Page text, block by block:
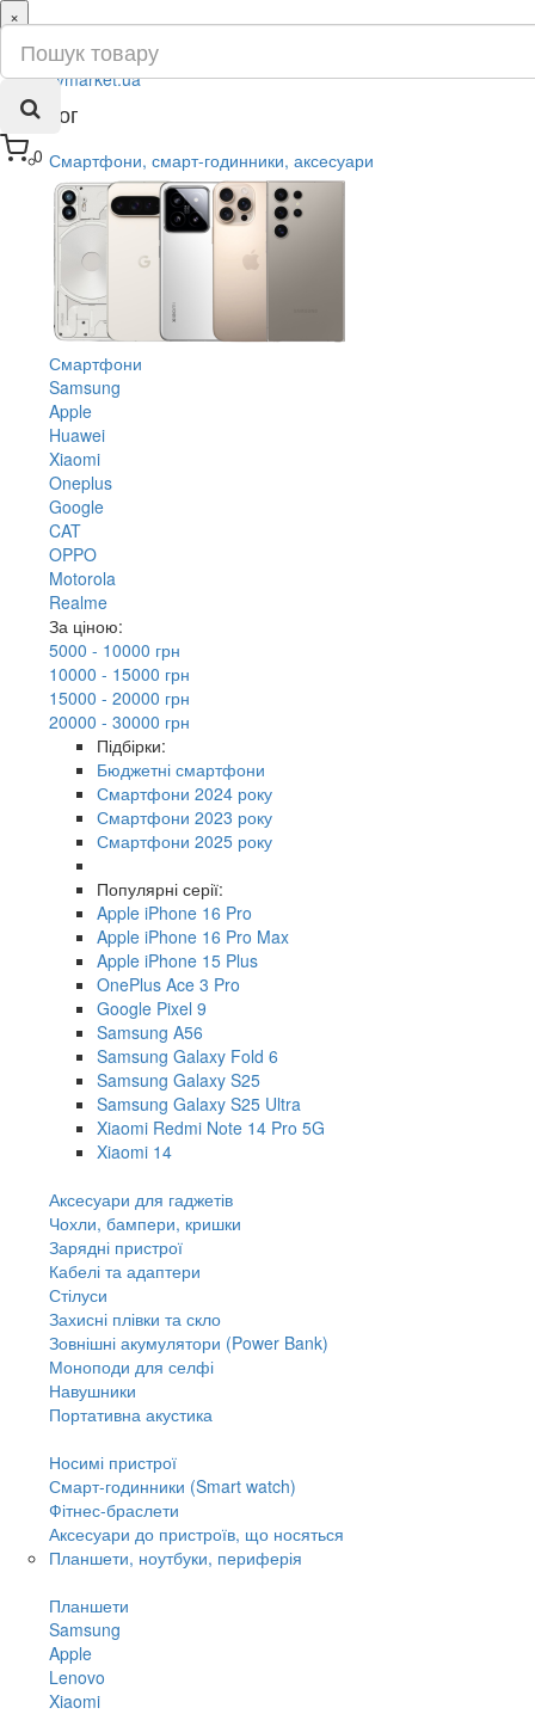
0
×
ru
ua
Каталог
Смартфони, смарт-годинники, аксесуари
Смартфони
Samsung
Apple
Huawei
Xiaomi
Oneplus
Google
CAT
OPPO
Motorola
Realme
За ціною:
5000 - 10000 грн
10000 - 15000 грн
15000 - 20000 грн
20000 - 30000 грн
Підбірки:
Бюджетні смартфони
Смартфони 2024 року
Смартфони 2023 року
Смартфони 2025 року
Популярні серії:
Apple iPhone 16 Pro
Apple iPhone 16 Pro Max
Apple iPhone 15 Plus
OnePlus Ace 3 Pro
Google Pixel 9
Samsung A56
Samsung Galaxy Fold 6
Samsung Galaxy S25
Samsung Galaxy S25 Ultra
Xiaomi Redmi Note 14 Pro 5G
Xiaomi 14
Аксесуари для гаджетів
Чохли, бампери, кришки
Зарядні пристрої
Кабелі та адаптери
Стілуси
Захисні плівки та скло
Зовнішні акумулятори (Power Bank)
Моноподи для селфі
Навушники
Портативна акустика
Носимі пристрої
Смарт-годинники (Smart watch)
Фітнес-браслети
Аксесуари до пристроїв, що носяться
Планшети, ноутбуки, периферія
Планшети
Samsung
Apple
Lenovo
Xiaomi